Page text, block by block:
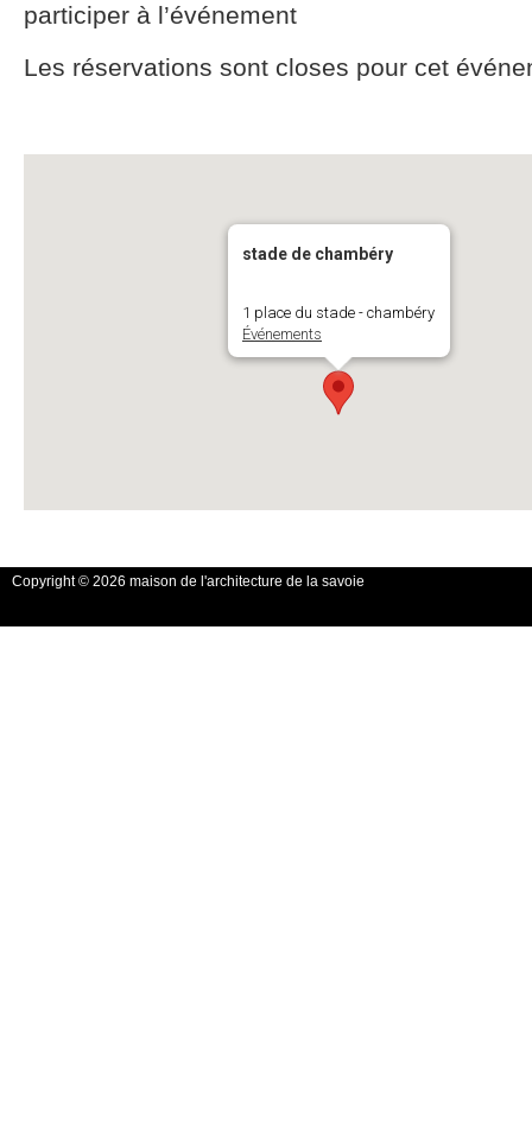
participer à l’événement
Les réservations sont closes pour cet
stade de chambéry
1 place du stade - chambéry
Événements
Copyright © 2026 maison de l'architecture de la savoie